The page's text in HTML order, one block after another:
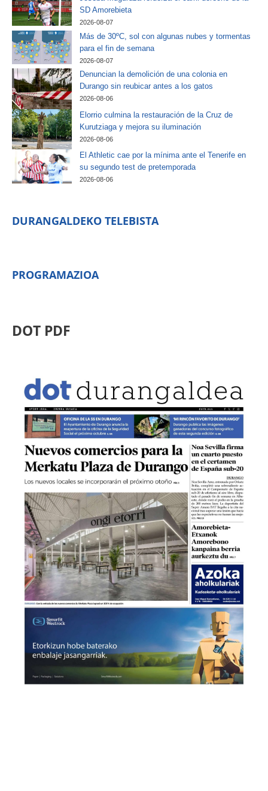
SD Amorebieta
2026-08-07
Más de 30ºC, sol con algunas nubes y tormentas
para el fin de semana
2026-08-07
Denuncian la demolición de una colonia en
Durango sin reubicar antes a los gatos
2026-08-06
Elorrio culmina la restauración de la Cruz de
Kurutziaga y mejora su iluminación
2026-08-06
El Athletic cae por la mínima ante el Tenerife en
su segundo test de pretemporada
2026-08-06
DURANGALDEKO TELEBISTA
PROGRAMAZIOA
DOT PDF